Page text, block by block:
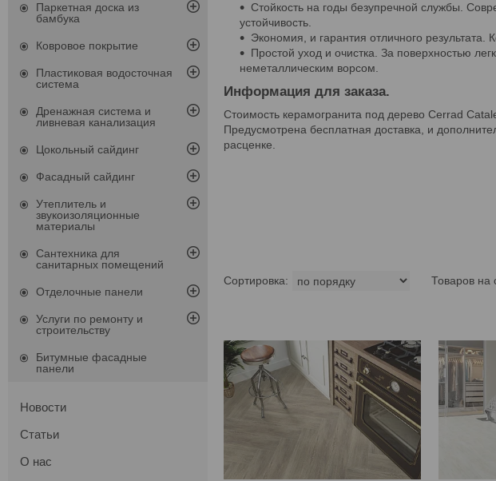
Стойкость на годы безупречной службы.
устойчивость.
Экономия, и гарантия отличного
Простой уход и очистка. За поверхностью
неметаллическим ворсом.
Информация для заказа.
Стоимость керамогранита под дерево Cerrad
Предусмотрена бесплатная доставка, и
расценке.
Паркетная доска из
бамбука
Ковровое покрытие
Пластиковая водосточная
система
Дренажная система и
ливневая канализация
Цокольный сайдинг
Фасадный сайдинг
Утеплитель и
звукоизоляционные
материалы
Сантехника для
санитарных помещений
Отделочные панели
Услуги по ремонту и
строительству
Битумные фасадные
панели
Новости
Статьи
О нас